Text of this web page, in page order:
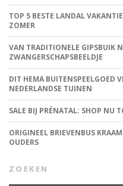
TOP 5 BESTE LANDAL
ZOMER
VAN TRADITIONELE GIPSBUIK
ZWANGERSCHAPSBEELDJE
DIT HEMA BUITENSPEELGOED
NEDERLANDSE TUINEN
SALE BIJ PRÉNATAL: SHOP NU
ORIGINEEL BRIEVENBUS
OUDERS
ZOEKEN